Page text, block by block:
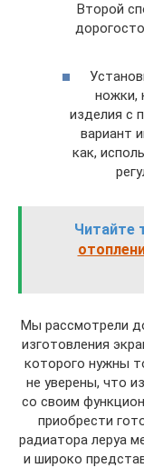
Второй
ножки,
изделия с
вариант
как,
Читайте
Мы рассмотрели
изготовления
которого нужны
не уверены, что
со своим
приобрести
радиатора леруа
и широко